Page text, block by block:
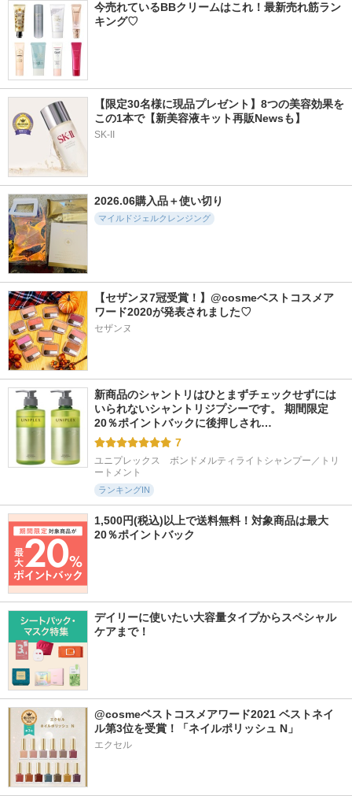
今売れているBBクリームはこれ！最新売れ筋ラン
キング♡
【限定30名様に現品プレゼント】8つの美容効果を
この1本で【新美容液キット再販Newsも】
SK-II
2026.06購入品＋使い切り
マイルドジェルクレンジング
【セザンヌ7冠受賞！】@cosmeベストコスメア
ワード2020が発表されました♡
セザンヌ
新商品のシャントリはひとまずチェックせずには
いられないシャントリジプシーです。 期間限定
20％ポイントバックに後押しされ…
7
ユニプレックス　ボンドメルティライトシャンプー／トリ
ートメント
ランキングIN
1,500円(税込)以上で送料無料！対象商品は最大
20％ポイントバック
デイリーに使いたい大容量タイプからスペシャル
ケアまで！
@cosmeベストコスメアワード2021 ベストネイ
ル第3位を受賞！「ネイルポリッシュ N」
エクセル